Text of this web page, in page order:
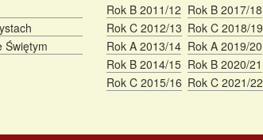
Świętym
Rok B 2011/12
Rok C 2012/13
Rok A 2013/14
Rok B 2014/15
Rok C 2015/16
Rok B 2017/18
Rok C 2018/19
Rok A 2019/20
Rok B 2020/21
Rok C 2021/22